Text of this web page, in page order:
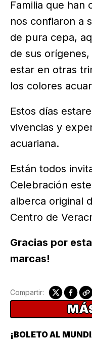
Familia que han
nos confiaron a
de pura cepa,
de sus
estar en otras
los colores
Estos días
vivencias y
acuariana.
Están todos
Celebración
alberca original
Centro de
Gracias por
marcas!
Compartir:
¡BOLETO AL